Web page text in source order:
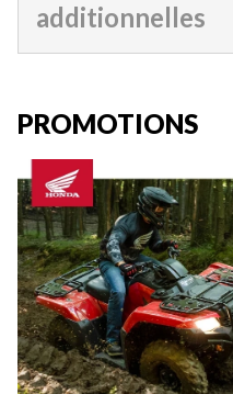
additionnelles
PROMOTIONS